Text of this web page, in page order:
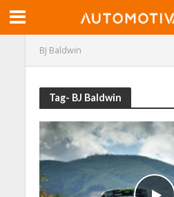
BJ Baldwin
Tag- BJ Baldwin